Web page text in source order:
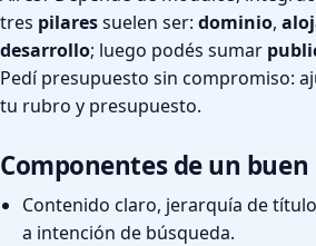
tres pilaressuelen ser: dominio,
desarrollo; luego podés sumar
Pedí presupuesto sin compromiso:
tu rubro y presupuesto.
Componentes de un
Contenido claro, jerarquía de
a intención de búsqueda.